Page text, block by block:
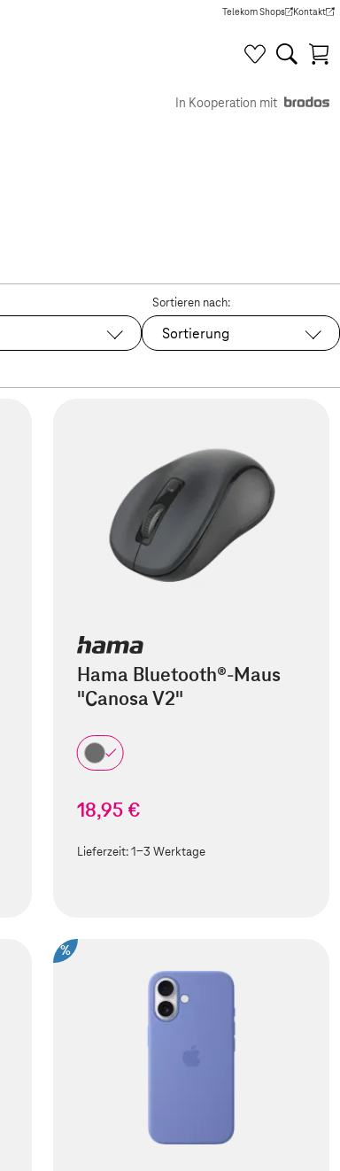
Telekom Shops
(Wird in einem neuen Tab
Kontakt
(Wird in
In Kooperation mit
Sortieren nach:
Sortierung
Hama Bluetooth®-Maus
"Canosa V2"
18,95 €
Lieferzeit:1-3 Werktage
%